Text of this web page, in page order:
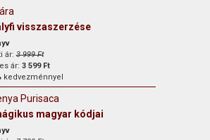
visszaszerzése
ár:3 999 Ft
ár: 3 599 Ft
kedvezménnyel
Purisaca
magyar kódjai